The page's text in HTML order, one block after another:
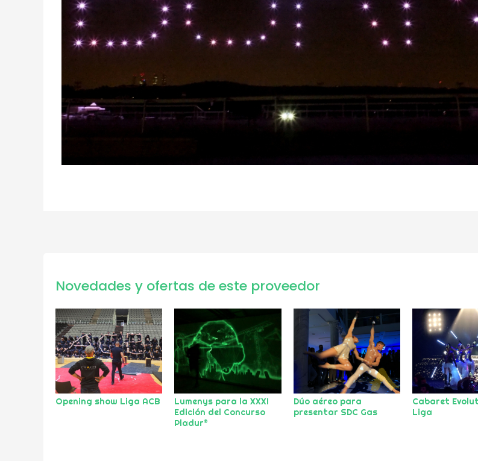
Novedades y ofertas de este proveedor
Opening show Liga ACB
Lumenys para la XXXI
Edición del Concurso
Pladur®
Dúo aéreo para
presentar SDC Gas
Cabaret
Liga